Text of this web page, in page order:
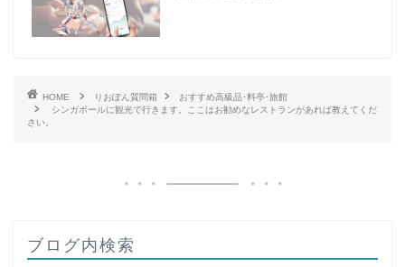
HOME りおぽん質問箱
おすすめ高級品･料亭･旅館
シンガポールに観光で行きます。ここはお勧めなレストランがあれば教えてくだ
さい。
ブログ内検索